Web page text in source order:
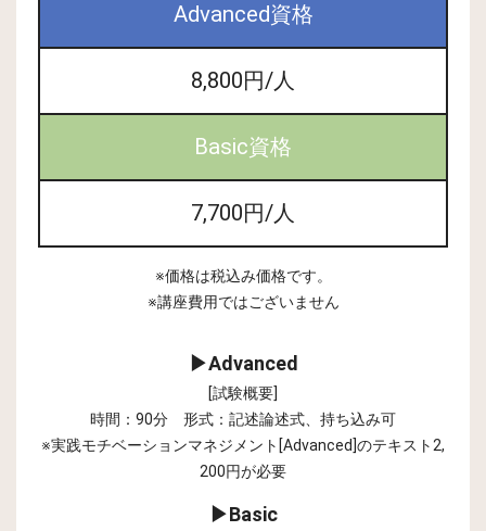
Advanced資格
8,800円/人
Basic資格
7,700円/人
※価格は税込み価格です。
※講座費用ではございません
▶Advanced
[試験概要]
時間：90分 形式：記述論述式、持ち込み可
※実践モチベーションマネジメント[Advanced]のテキスト2,
200円が必要
▶Basic